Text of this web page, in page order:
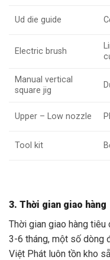
Ud die guide
Electric brush
Manual vertical
square jig
Upper – Low nozzle
Tool kit
3. Thời gian giao hàng
Thời gian giao hàng
3-6 tháng, một số dòng
Việt Phát luôn tồn kho